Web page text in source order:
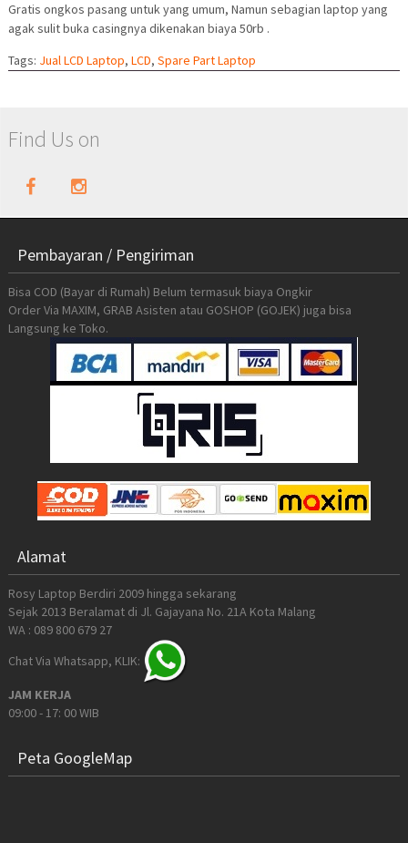
Gratis ongkos pasang untuk yang umum, Namun sebagian laptop yang
agak sulit buka casingnya dikenakan biaya 50rb .
Tags: Jual LCD Laptop, LCD, Spare Part Laptop
Find Us on
Pembayaran / Pengiriman
Bisa COD (Bayar di Rumah) Belum termasuk biaya Ongkir
Order Via MAXIM, GRAB Asisten atau GOSHOP (GOJEK) juga bisa
Langsung ke Toko.
Alamat
Rosy Laptop Berdiri 2009 hingga sekarang
Sejak 2013 Beralamat di Jl. Gajayana No. 21A Kota Malang
WA : 089 800 679 27
Chat Via Whatsapp, KLIK:
JAM KERJA
09:00 - 17: 00 WIB
Peta GoogleMap